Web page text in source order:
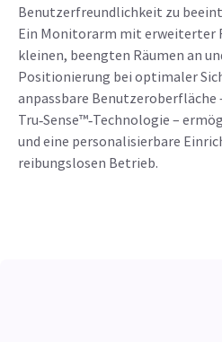
Benutzerfreundlichkeit zu
Ein Monitorarm mit erweiterter
kleinen, beengten Räumen an
Positionierung bei optimaler
anpassbare
Tru‑Sense™‑Technologie –
und eine personalisierbare
reibungslosen Betrieb.